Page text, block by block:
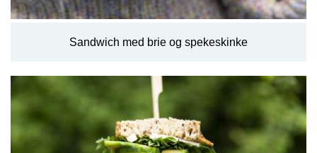
Sandwich med brie og spekeskinke